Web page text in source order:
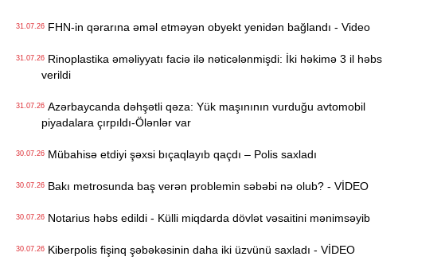
31.07.26FHN-in qərarına əməl etməyən obyekt yenidən bağlandı - Video
31.07.26Rinoplastika əməliyyatı faciə ilə nəticələnmişdi: İki həkimə 3 il həbs
verildi
31.07.26Azərbaycanda dəhşətli qəza: Yük maşınının vurduğu avtomobil
piyadalara çırpıldı-Ölənlər var
30.07.26Mübahisə etdiyi şəxsi bıçaqlayıb qaçdı – Polis saxladı
30.07.26Bakı metrosunda baş verən problemin səbəbi nə olub? - VİDEO
30.07.26Notarius həbs edildi - Külli miqdarda dövlət vəsaitini mənimsəyib
30.07.26Kiberpolis fişinq şəbəkəsinin daha iki üzvünü saxladı - VİDEO